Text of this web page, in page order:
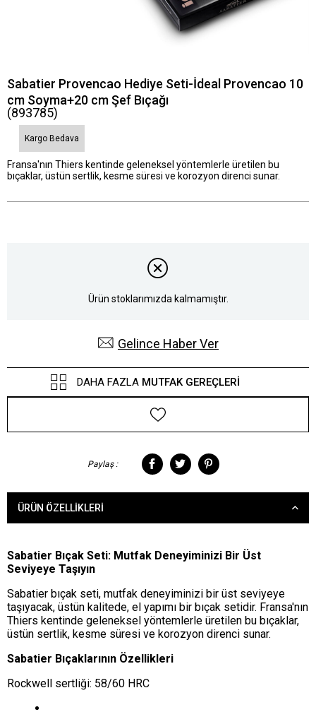
Sabatier Provencao Hediye Seti-İdeal Provencao 10
cm Soyma+20 cm Şef Bıçağı
(893785)
Kargo Bedava
Fransa'nın Thiers kentinde geleneksel yöntemlerle üretilen bu
bıçaklar, üstün sertlik, kesme süresi ve korozyon direnci sunar.
Ürün stoklarımızda kalmamıştır.
Gelince Haber Ver
DAHA FAZLA MUTFAK GEREÇLERI
Paylaş :
ÜRÜN ÖZELLIKLERI
Sabatier Bıçak Seti: Mutfak Deneyiminizi Bir Üst
Seviyeye Taşıyın
Sabatier bıçak seti, mutfak deneyiminizi bir üst seviyeye
taşıyacak, üstün kalitede, el yapımı bir bıçak setidir. Fransa'nın
Thiers kentinde geleneksel yöntemlerle üretilen bu bıçaklar,
üstün sertlik, kesme süresi ve korozyon direnci sunar.
Sabatier Bıçaklarının Özellikleri
Rockwell sertliği: 58/60 HRC